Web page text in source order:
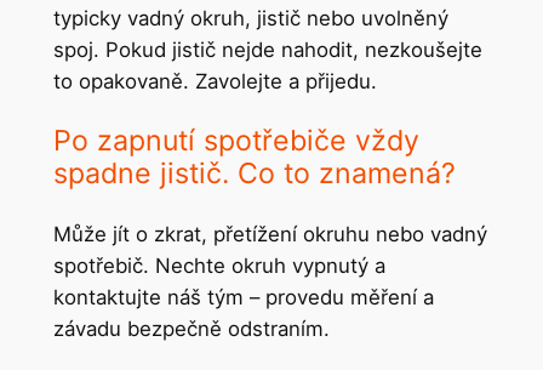
typicky vadný okruh, jistič nebo uvolněný
spoj. Pokud jistič nejde nahodit, nezkoušejte
to opakovaně. Zavolejte a přijedu.
Po zapnutí spotřebiče vždy
spadne jistič. Co to znamená?
Může jít o zkrat, přetížení okruhu nebo vadný
spotřebič. Nechte okruh vypnutý a
kontaktujte náš tým – provedu měření a
závadu bezpečně odstraním.